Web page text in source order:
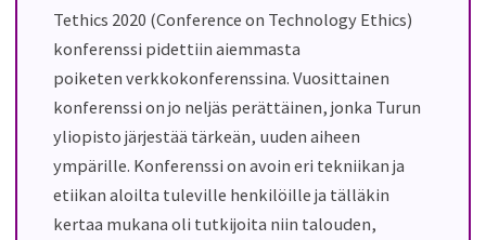
Tethics 2020 (Conference on Technology Ethics)
konferenssi pidettiin aiemmasta
poiketen verkkokonferenssina. Vuosittainen
konferenssi on jo neljäs perättäinen, jonka Turun
yliopisto järjestää tärkeän, uuden aiheen
ympärille. Konferenssi on avoin eri tekniikan ja
etiikan aloilta tuleville henkilöille ja tälläkin
kertaa mukana oli tutkijoita niin talouden,